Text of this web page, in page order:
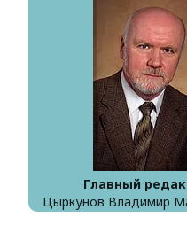
Главный
Цыркунов Владимир